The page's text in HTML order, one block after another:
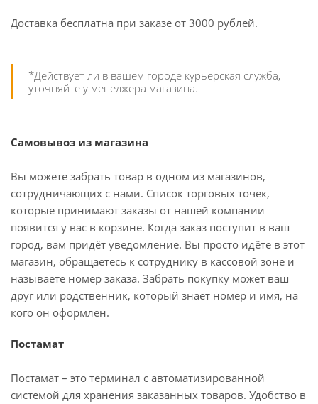
Доставка бесплатна при заказе от 3000 рублей.
*Действует ли в вашем городе курьерская служба,
уточняйте у менеджера магазина.
Самовывоз из магазина
Вы можете забрать товар в одном из магазинов,
сотрудничающих с нами. Список торговых точек,
которые принимают заказы от нашей компании
появится у вас в корзине. Когда заказ поступит в ваш
город, вам придёт уведомление. Вы просто идёте в этот
магазин, обращаетесь к сотруднику в кассовой зоне и
называете номер заказа. Забрать покупку может ваш
друг или родственник, который знает номер и имя, на
кого он оформлен.
Постамат
Постамат – это терминал с автоматизированной
системой для хранения заказанных товаров. Удобство в